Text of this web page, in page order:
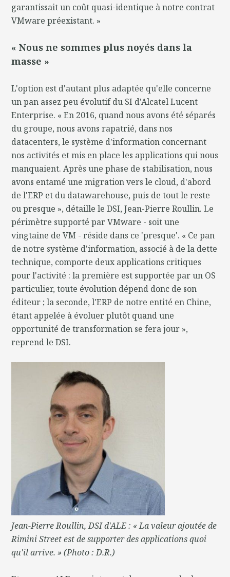
garantissait un coût quasi-identique à notre contrat
VMware préexistant. »
« Nous ne sommes plus noyés dans la
masse »
L'option est d'autant plus adaptée qu'elle concerne
un pan assez peu évolutif du SI d'Alcatel Lucent
Enterprise. « En 2016, quand nous avons été séparés
du groupe, nous avons rapatrié, dans nos
datacenters, le système d'information concernant
nos activités et mis en place les applications qui nous
manquaient. Après une phase de stabilisation, nous
avons entamé une migration vers le cloud, d'abord
de l'ERP et du datawarehouse, puis de tout le reste
ou presque », détaille le DSI, Jean-Pierre Roullin. Le
périmètre supporté par VMware - soit une
vingtaine de VM - réside dans ce 'presque'. « Ce pan
de notre système d'information, associé à de la dette
technique, comporte deux applications critiques
pour l'activité : la première est supportée par un OS
particulier, toute évolution dépend donc de son
éditeur ; la seconde, l'ERP de notre entité en Chine,
étant appelée à évoluer plutôt quand une
opportunité de transformation se fera jour »,
reprend le DSI.
Jean-Pierre Roullin, DSI d'ALE : « La valeur ajoutée de
Rimini Street est de supporter des applications quoi
qu'il arrive. » (Photo : D.R.)